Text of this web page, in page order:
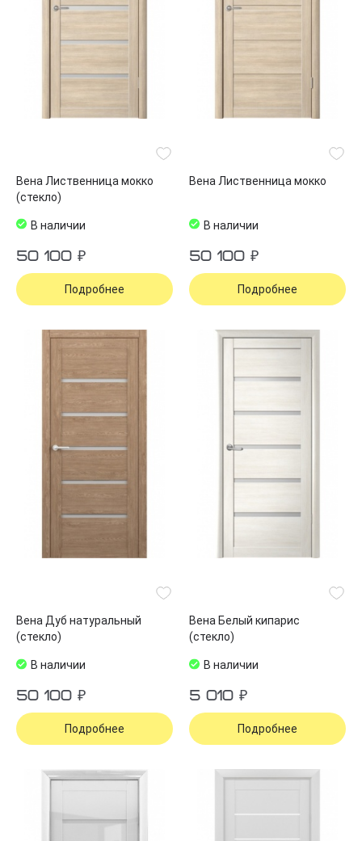
Вена Лиственница мокко
(стекло)
В наличии
50 100 ₽
Подробнее
Вена Лиственница мокко
В наличии
50 100 ₽
Подробнее
Вена Дуб натуральный
(стекло)
В наличии
50 100 ₽
Подробнее
Вена Белый кипарис
(стекло)
В наличии
5 010 ₽
Подробнее